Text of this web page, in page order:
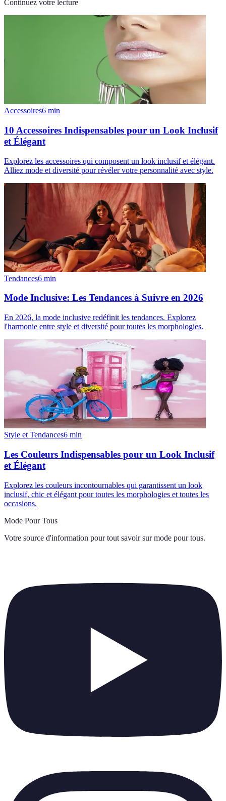
Continuez votre lecture
Accessoires6 min
10 Accessoires Indispensables pour un Look Inclusif
et Élégant
Explorez les accessoires qui composent un look inclusif et élégant.
Alliez mode et diversité pour révéler votre personnalité avec style.
Tendances6 min
Mode Inclusive: Les Tendances à Suivre en 2026
En 2026, la mode inclusive redéfinit les tendances. Explorez
l'harmonie entre style et diversité pour toutes les morphologies.
Style et Tendances6 min
Les Couleurs Indispensables pour un Look Inclusif
et Élégant
Explorez les couleurs incontournables qui garantissent un look
inclusif, chic et élégant pour toutes les morphologies et toutes les
occasions.
Mode Pour Tous
Votre source d'information pour tout savoir sur mode pour tous.